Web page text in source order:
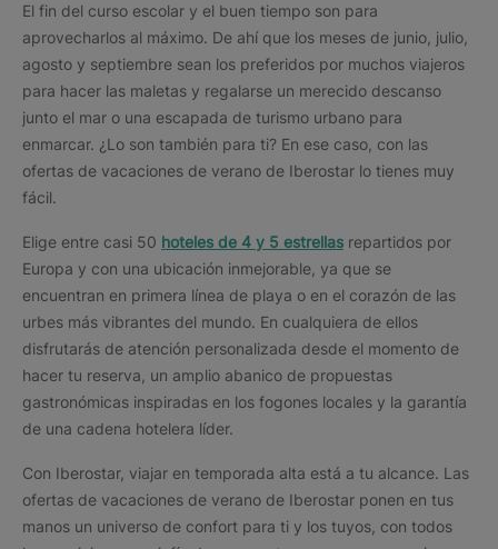
El fin del curso escolar y el buen tiempo son para
aprovecharlos al máximo. De ahí que los meses de junio, julio,
agosto y septiembre sean los preferidos por muchos viajeros
para hacer las maletas y regalarse un merecido descanso
junto el mar o una escapada de turismo urbano para
enmarcar. ¿Lo son también para ti? En ese caso, con las
ofertas de vacaciones de verano de Iberostar lo tienes muy
fácil.
Elige entre casi 50 hoteles de 4 y 5 estrellas repartidos por
Europa y con una ubicación inmejorable, ya que se
encuentran en primera línea de playa o en el corazón de las
urbes más vibrantes del mundo. En cualquiera de ellos
disfrutarás de atención personalizada desde el momento de
hacer tu reserva, un amplio abanico de propuestas
gastronómicas inspiradas en los fogones locales y la garantía
de una cadena hotelera líder.
Con Iberostar, viajar en temporada alta está a tu alcance. Las
ofertas de vacaciones de verano de Iberostar ponen en tus
manos un universo de confort para ti y los tuyos, con todos